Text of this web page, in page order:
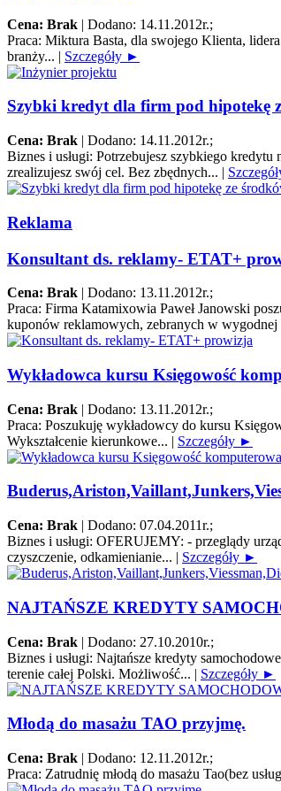
Cena: Brak | Dodano: 14.11.2012r.;
Praca: Miktura Basta, dla swojego Klienta,
branży... | Szczegóły ►
Szybki kredyt dla firm pod hipotekę
Cena: Brak | Dodano: 14.11.2012r.;
Biznes i usługi: Potrzebujesz szybkiego kredytu
zrealizujesz swój cel. Bez zbędnych... |
Reklama
Konsultant ds. reklamy- ETAT+
Cena: Brak | Dodano: 13.11.2012r.;
Praca: Firma Katamixowia Paweł Janowski
kuponów reklamowych, zebranych w wygodnej
Wykładowca kursu Księgowość
Cena: Brak | Dodano: 13.11.2012r.;
Praca: Poszukuję wykładowcy do kursu
Wykształcenie kierunkowe... | Szczegóły ►
Cena: Brak | Dodano: 07.04.2011r.;
Biznes i usługi: OFERUJEMY: - przeglądy
czyszczenie, odkamienianie... | Szczegóły ►
NAJTAŃSZE KREDYTY
Cena: Brak | Dodano: 27.10.2010r.;
Biznes i usługi: Najtańsze kredyty
terenie całej Polski. Możliwość... | Szczegóły ►
Młodą do masażu TAO przyjmę.
Cena: Brak | Dodano: 12.11.2012r.;
Praca: Zatrudnię młodą do masażu Tao(bez